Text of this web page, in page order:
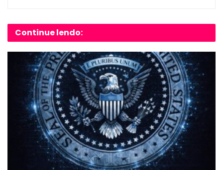
Continue lendo: